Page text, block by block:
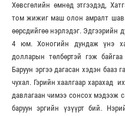
Хөвсгөлийн өмнөд этгээдэд,
том жижиг маш олон амралт
өөрсдийгөө нэрлэдэг. Эдгээрийн
4 юм. Хоногийн дундаж үнэ
долларын төлбөртэй гэж
Баруун эргээ дагасан хэдэн бааз
чухал. Гэрийн хаалгаар харахад
давлагаан чимээ сонсох мэдээж
баруун эргийн үзүүрт бий.